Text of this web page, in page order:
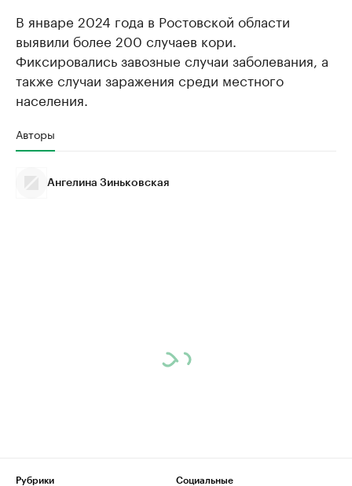
В январе 2024 года в Ростовской области
выявили более 200 случаев кори.
Фиксировались завозные случаи заболевания, а
также случаи заражения среди местного
населения.
Авторы
Ангелина Зиньковская
Рубрики
Социальные